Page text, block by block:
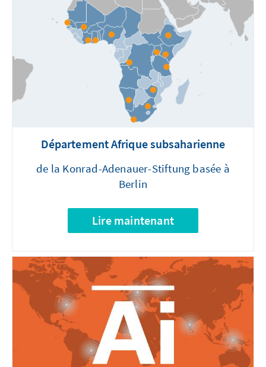
Département Afrique subsaharienne
de la Konrad-Adenauer-Stiftung basée à
Berlin
Lire maintenant